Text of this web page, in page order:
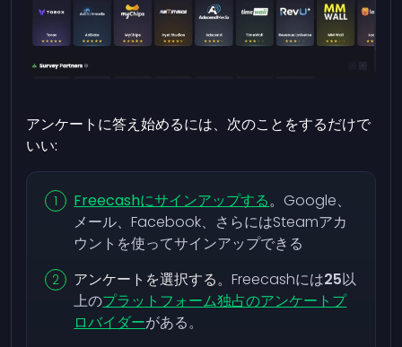
アンケートに答え始めるには、次のことをするだけで
いい:
Freecashにサインアップする。 Google、
メール、Facebook、さらにはSteamアカ
ウントを使ってサインアップできる
アンケートを選択する。Freecashには25以
上のプラットフォーム独占のアンケートプ
ロバイダーがある。